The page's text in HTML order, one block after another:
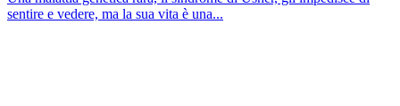
sentire e vedere, ma la sua vita è una...